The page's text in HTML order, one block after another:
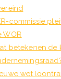
commissie
WOR
betekenen de
wet